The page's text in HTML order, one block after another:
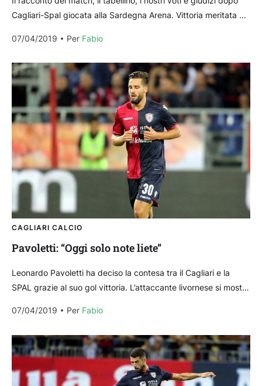
Cagliari-Spal giocata alla Sardegna Arena. Vittoria meritata e
07/04/2019
Per Fabio
CAGLIARI CALCIO
Pavoletti: “Oggi solo note liete”
Leonardo Pavoletti ha deciso la contesa tra il Cagliari e la
SPAL grazie al suo gol vittoria. L’attaccante livornese si mostra
07/04/2019
Per Fabio